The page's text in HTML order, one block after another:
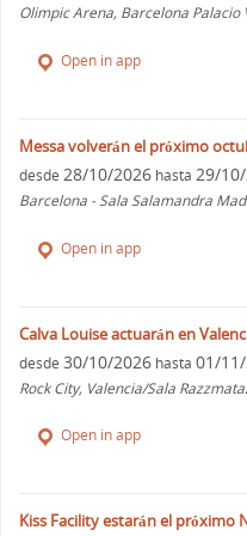
Olimpic Arena, Barcelona
Open in app
Messa volverán el próximo
desde 28/10/2026 hasta 29/
Barcelona - Sala Salamandra
Open in app
Calva Louise actuarán en
desde 30/10/2026 hasta 01/
Rock City, Valencia/Sala
Open in app
Kiss Facility estarán el próximo